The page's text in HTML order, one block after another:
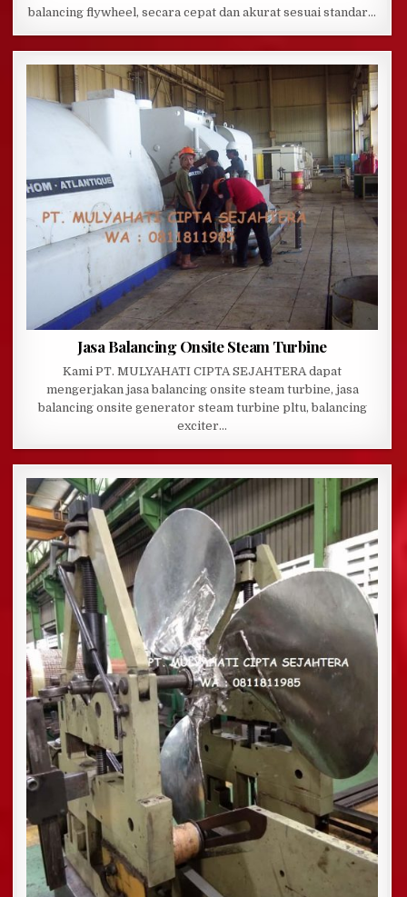
balancing flywheel, secara cepat dan akurat sesuai standar…
Jasa Balancing Onsite Steam Turbine
Kami PT. MULYAHATI CIPTA SEJAHTERA dapat
mengerjakan jasa balancing onsite steam turbine, jasa
balancing onsite generator steam turbine pltu, balancing
exciter…